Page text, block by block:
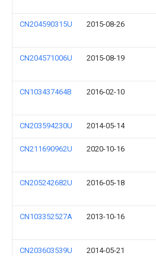
CN204590315U 2015-08-26
CN204571006U 2015-08-19
CN103437464B 2016-02-10
CN203594230U 2014-05-14
CN211690962U 2020-10-16
CN205242682U 2016-05-18
CN103352527A 2013-10-16
CN203603539U 2014-05-21